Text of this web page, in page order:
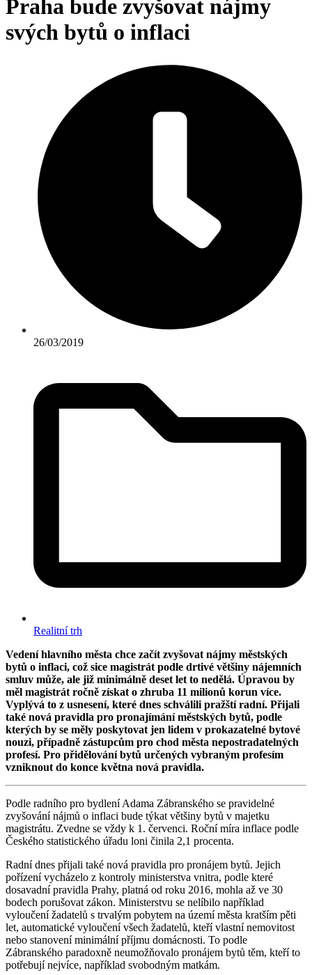
Praha bude zvyšovat nájmy
svých bytů o inflaci
26/03/2019
Realitní trh
Vedení hlavního města chce začít zvyšovat nájmy městských
bytů o inflaci, což sice magistrát podle drtivé většiny nájemních
smluv může, ale již minimálně deset let to nedělá. Úpravou by
měl magistrát ročně získat o zhruba 11 milionů korun více.
Vyplývá to z usnesení, které dnes schválili pražští radní. Přijali
také nová pravidla pro pronajímání městských bytů, podle
kterých by se měly poskytovat jen lidem v prokazatelné bytové
nouzi, případně zástupcům pro chod města nepostradatelných
profesí. Pro přidělování bytů určených vybraným profesím
vzniknout do konce května nová pravidla.
Podle radního pro bydlení Adama Zábranského se pravidelné
zvyšování nájmů o inflaci bude týkat většiny bytů v majetku
magistrátu. Zvedne se vždy k 1. červenci. Roční míra inflace podle
Českého statistického úřadu loni činila 2,1 procenta.
Radní dnes přijali také nová pravidla pro pronájem bytů. Jejich
pořízení vycházelo z kontroly ministerstva vnitra, podle které
dosavadní pravidla Prahy, platná od roku 2016, mohla až ve 30
bodech porušovat zákon. Ministerstvu se nelíbilo například
vyloučení žadatelů s trvalým pobytem na území města kratším pěti
let, automatické vyloučení všech žadatelů, kteří vlastní nemovitost
nebo stanovení minimální příjmu domácnosti. To podle
Zábranského paradoxně neumožňovalo pronájem bytů těm, kteří to
potřebují nejvíce, například svobodným matkám.